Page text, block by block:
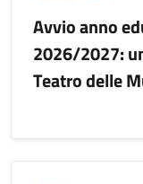
Avvio anno
2026/2027:
Teatro delle